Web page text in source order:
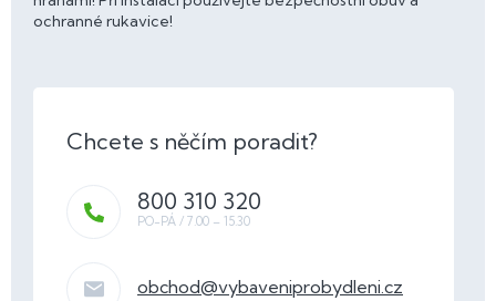
ochranné rukavice!
obchod@vybaveniprobydleni.cz
800 310 320